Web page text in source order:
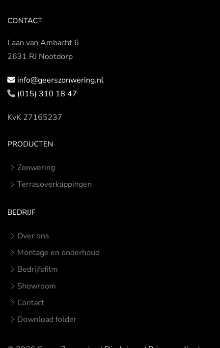
CONTACT
Laan van Ambacht 6
2631 RJ Nootdorp
info@geerszonwering.nl
(015) 310 18 47
KvK 27165237
PRODUCTEN
Zonwering
Terrasoverkappingen
BEDRIJF
Over ons
Montage en onderhoud
Bedrijfsfilm
Showroom
Contact
Download folder